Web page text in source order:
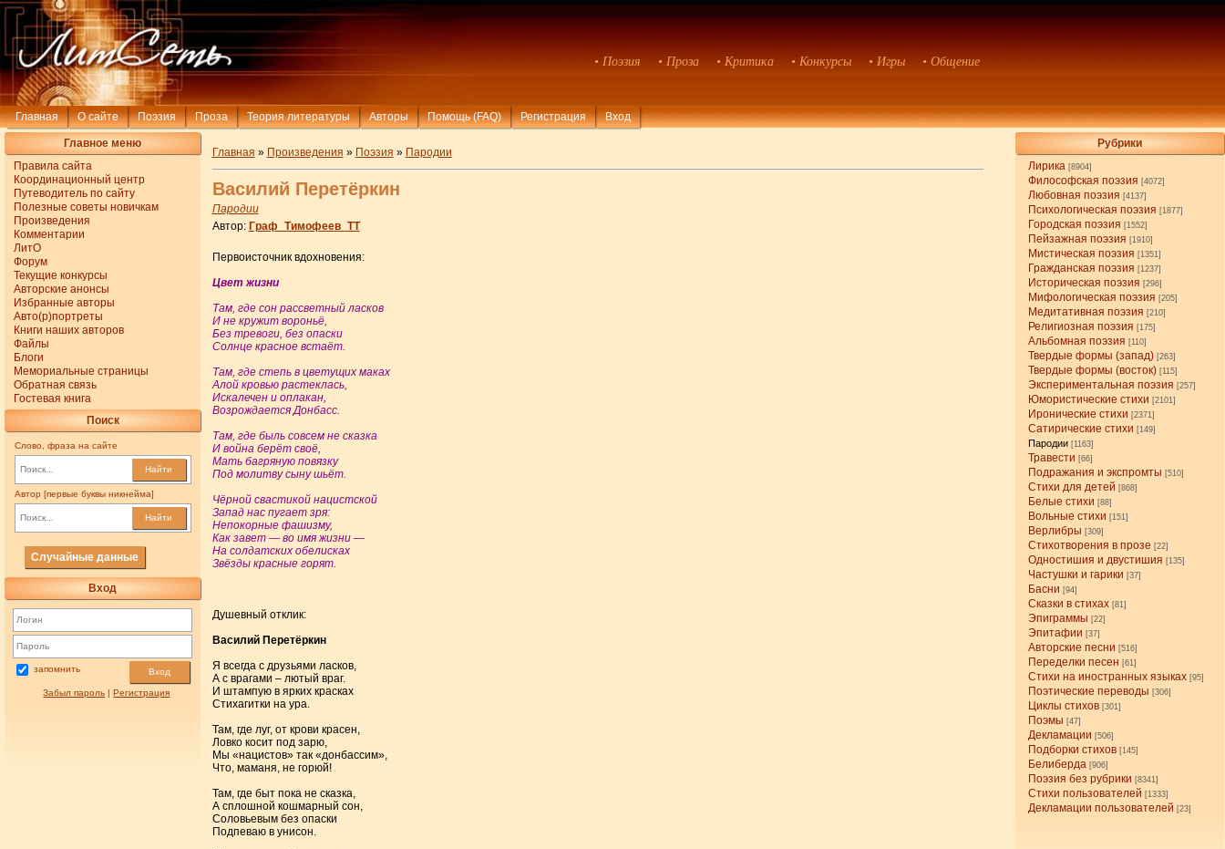
• Поэзия • Проза • Критика • Конкурсы • Игры • Общение
Главная О сайте Поэзия Проза Теория литературы Авторы Помощь (FAQ) Регистрация Вход
Главное меню
Правила сайта
Координационный центр
Путеводитель по сайту
Полезные советы новичкам
Произведения
Комментарии
ЛитО
Форум
Текущие конкурсы
Авторские анонсы
Избранные авторы
Авто(р)портреты
Книги наших авторов
Файлы
Блоги
Мемориальные страницы
Обратная связь
Гостевая книга
Поиск
Слово, фраза на сайте
Найти
Автор [первые буквы никнейма]
Найти
Случайные данные
Вход
запомнить Вход
Забыл пароль |Регистрация
Рубрики
Лирика [8904]
Философская поэзия [4072]
Любовная поэзия [4137]
Психологическая поэзия [1877]
Городская поэзия [1552]
Пейзажная поэзия [1910]
Мистическая поэзия [1351]
Гражданская поэзия [1237]
Историческая поэзия [296]
Мифологическая поэзия [205]
Медитативная поэзия [210]
Религиозная поэзия [175]
Альбомная поэзия [110]
Твердые формы (запад) [263]
Твердые формы (восток) [115]
Экспериментальная поэзия [257]
Юмористические стихи [2101]
Иронические стихи [2371]
Сатирические стихи [149]
Пародии [1163]
Травести [66]
Подражания и экспромты [510]
Стихи для детей [868]
Белые стихи [88]
Вольные стихи [151]
Верлибры [309]
Стихотворения в прозе [22]
Одностишия и двустишия [135]
Частушки и гарики [37]
Басни [94]
Сказки в стихах [81]
Эпиграммы [22]
Эпитафии [37]
Авторские песни [516]
Переделки песен [61]
Стихи на иностранных языках [95]
Поэтические переводы [306]
Циклы стихов [301]
Поэмы [47]
Декламации [506]
Подборки стихов [145]
Белиберда [906]
Поэзия без рубрики [8341]
Стихи пользователей [1333]
Декламации пользователей [23]
Главная » Произведения » Поэзия » Пародии
Василий Перетёркин
Пародии
Автор: Граф_Тимофеев_ТТ
Первоисточник вдохновения:
Цвет жизни
Там, где сон рассветный ласков
И не кружит вороньё,
Без тревоги, без опаски
Солнце красное встаёт.
Там, где степь в цветущих маках
Алой кровью растеклась,
Искалечен и оплакан,
Возрождается Донбасс.
Там, где быль совсем не сказка
И война берёт своё,
Мать багряную повязку
Под молитву сыну шьёт.
Чёрной свастикой нацистской
Запад нас пугает зря:
Непокорные фашизму,
Как завет — во имя жизни —
На солдатских обелисках
Звёзды красные горят.
Душевный отклик:
Василий Перетёркин
Я всегда с друзьями ласков,
А с врагами – лютый враг.
И штампую в ярких красках
Стихагитки на ура.
Там, где луг, от крови красен,
Ловко косит под зарю,
Мы «нацистов» так «донбассим»,
Что, маманя, не горюй!
Там, где быт пока не сказка,
А сплошной кошмарный сон,
Соловьевым без опаски
Подпеваю в унисон.